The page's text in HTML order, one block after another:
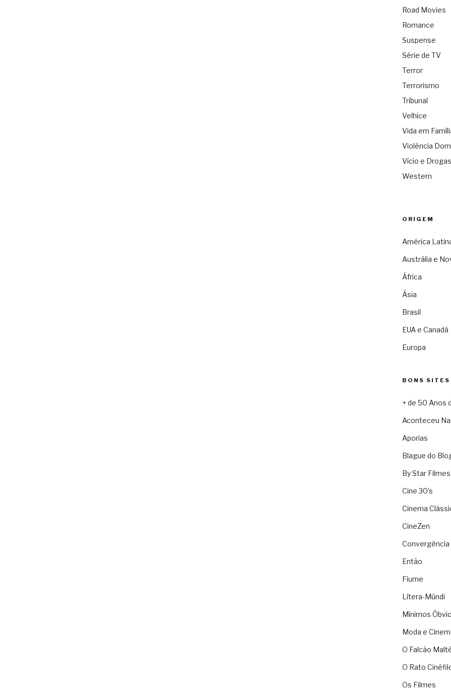
Road Movies
Romance
Suspense
Série de TV
Terror
Terrorismo
Tribunal
Velhice
Vida em
Violência
Vício e Drogas
Western
ORIGEM
América
Austrália e
África
Ásia
Brasil
EUA e Canadá
Europa
BONS SITES
+ de 50 Anos
Aconteceu
Aporias
Blague do
By Star Filmes
Cine 30's
Cinema
CineZen
Convergência
Então
Fiume
Lítera-Múndi
Mínimos
Moda e
O Falcão
O Rato
Os Filmes